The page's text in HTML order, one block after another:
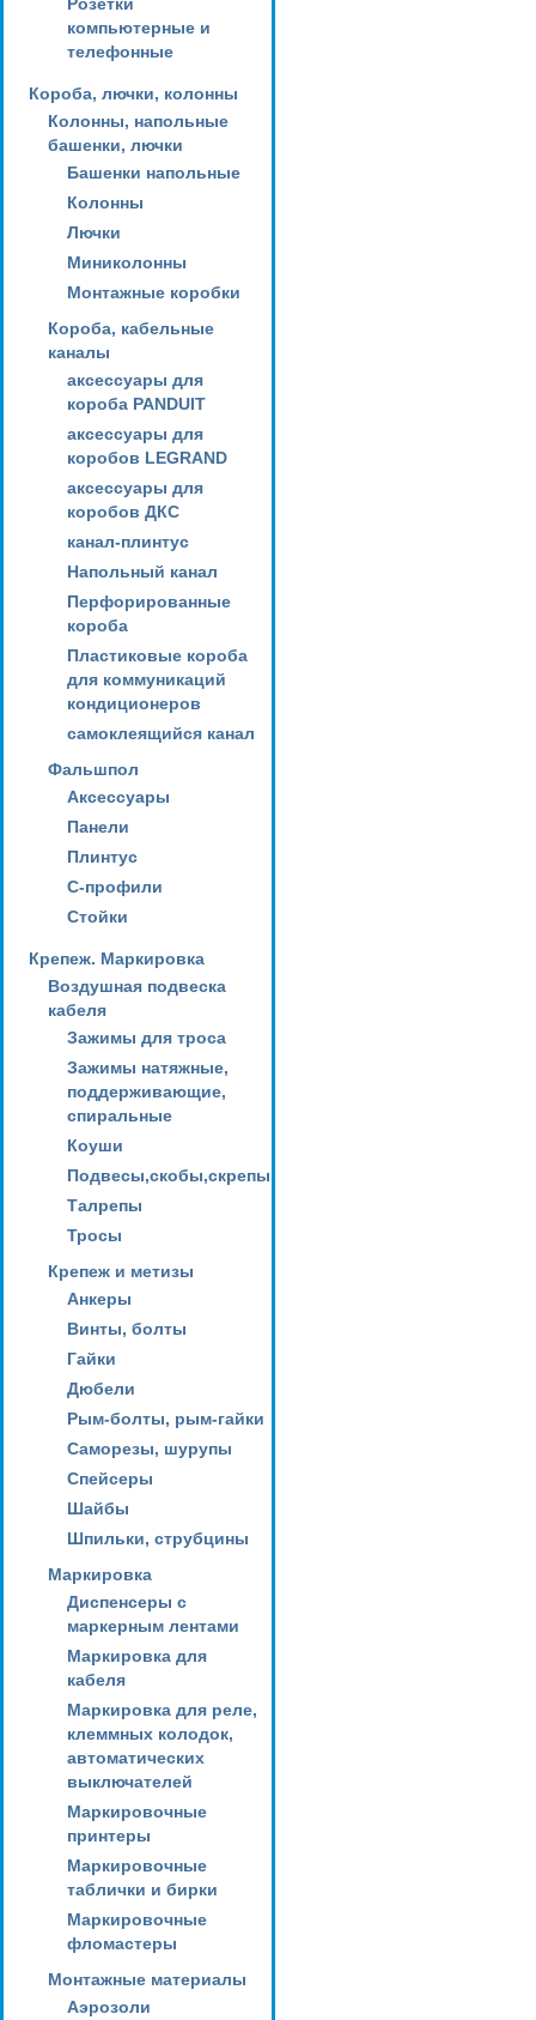
компьютерные и
телефонные
Короба, лючки, колонны
Колонны, напольные
башенки, лючки
Башенки напольные
Колонны
Лючки
Миниколонны
Монтажные коробки
Короба, кабельные
каналы
аксессуары для
короба PANDUIT
аксессуары для
коробов LEGRAND
аксессуары для
коробов ДКС
канал-плинтус
Напольный канал
Перфорированные
короба
Пластиковые короба
для коммуникаций
кондиционеров
самоклеящийся канал
Фальшпол
Аксессуары
Панели
Плинтус
С-профили
Стойки
Крепеж. Маркировка
Воздушная подвеска
кабеля
Зажимы для троса
Зажимы натяжные,
поддерживающие,
спиральные
Коуши
Подвесы,скобы,скрепы
Талрепы
Тросы
Крепеж и метизы
Анкеры
Винты, болты
Гайки
Дюбели
Рым-болты, рым-гайки
Саморезы, шурупы
Спейсеры
Шайбы
Шпильки, струбцины
Маркировка
Диспенсеры с
маркерным лентами
Маркировка для
кабеля
Маркировка для реле,
клеммных колодок,
автоматических
выключателей
Маркировочные
принтеры
Маркировочные
таблички и бирки
Маркировочные
фломастеры
Монтажные материалы
Аэрозоли